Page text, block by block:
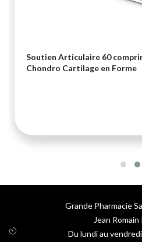
Soutien Articulaire 60
Chondro Cartilage en Forme
Grande Pharmacie
Jean Romain
Du lundi au